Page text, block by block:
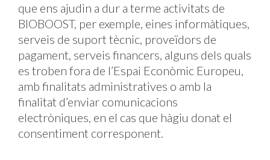
que ens ajudin a dur a terme activitats de
BIOBOOST, per exemple, eines informàtiques,
serveis de suport tècnic, proveïdors de
pagament, serveis financers, alguns dels quals
es troben fora de l’Espai Econòmic Europeu,
amb finalitats administratives o amb la
finalitat d’enviar comunicacions
electròniques, en el cas que hàgiu donat el
consentiment corresponent.